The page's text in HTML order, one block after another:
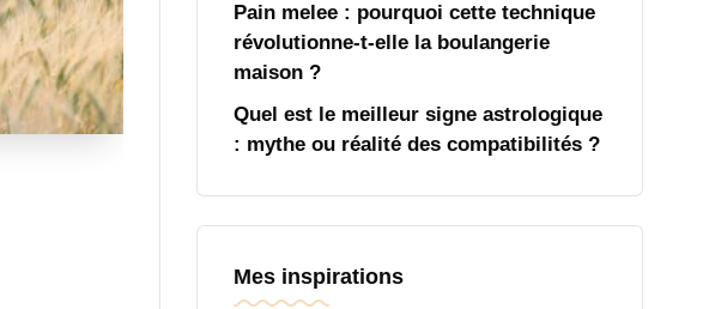
Pain melee : pourquoi cette technique
révolutionne-t-elle la boulangerie
maison ?
Quel est le meilleur signe astrologique
: mythe ou réalité des compatibilités ?
Mes inspirations